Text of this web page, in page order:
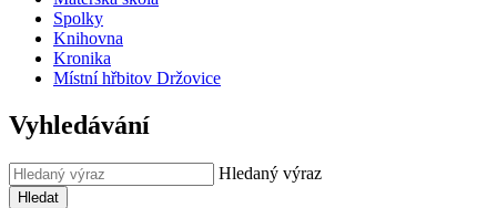
Spolky
Knihovna
Kronika
Místní hřbitov Držovice
Vyhledávání
Hledaný výraz
Hledat